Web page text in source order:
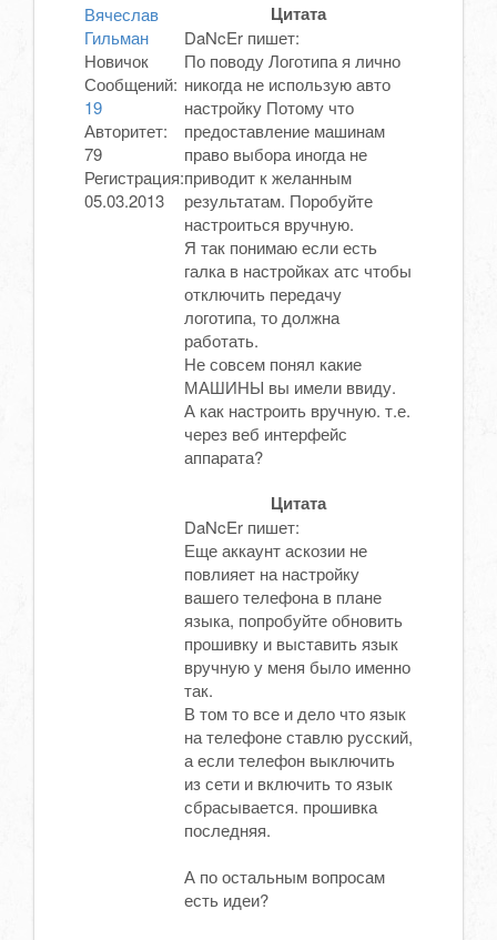
Вячеслав
Гильман
Новичок
Сообщений:
19
Авторитет:
79
Регистрация:
05.03.2013
Цитата
DaNcEr пишет:
По поводу Логотипа я лично
никогда не использую авто
настройку Потому что
предоставление машинам
право выбора иногда не
приводит к желанным
результатам. Поробуйте
настроиться вручную.
Я так понимаю если есть
галка в настройках атс чтобы
отключить передачу
логотипа, то должна
работать.
Не совсем понял какие
МАШИНЫ вы имели ввиду.
А как настроить вручную. т.е.
через веб интерфейс
аппарата?
Цитата
DaNcEr пишет:
Еще аккаунт аскозии не
повлияет на настройку
вашего телефона в плане
языка, попробуйте обновить
прошивку и выставить язык
вручную у меня было именно
так.
В том то все и дело что язык
на телефоне ставлю русский,
а если телефон выключить
из сети и включить то язык
сбрасывается. прошивка
последняя.
А по остальным вопросам
есть идеи?